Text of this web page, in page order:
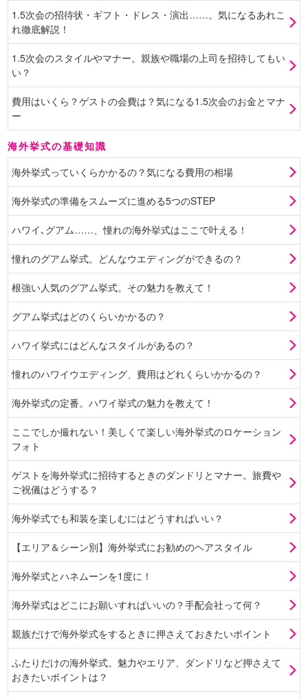
1.5次会の招待状・ギフト・ドレス・演出……。気になるあれこ
れ徹底解説！
1.5次会のスタイルやマナー。親族や職場の上司を招待してもい
い？
費用はいくら？ゲストの会費は？気になる1.5次会のお金とマナ
ー
海外挙式の基礎知識
海外挙式っていくらかかるの？気になる費用の相場
海外挙式の準備をスムーズに進める5つのSTEP
ハワイ､グアム……、憧れの海外挙式はここで叶える！
憧れのグアム挙式。どんなウエディングができるの？
根強い人気のグアム挙式。その魅力を教えて！
グアム挙式はどのくらいかかるの？
ハワイ挙式にはどんなスタイルがあるの？
憧れのハワイウエディング、費用はどれくらいかかるの？
海外挙式の定番。ハワイ挙式の魅力を教えて！
ここでしか撮れない！美しくて楽しい海外挙式のロケーション
フォト
ゲストを海外挙式に招待するときのダンドリとマナー。旅費や
ご祝儀はどうする？
海外挙式でも和装を楽しむにはどうすればいい？
【エリア＆シーン別】海外挙式にお勧めのヘアスタイル
海外挙式とハネムーンを1度に！
海外挙式はどこにお願いすればいいの？手配会社って何？
親族だけで海外挙式をするときに押さえておきたいポイント
ふたりだけの海外挙式。魅力やエリア、ダンドリなど押さえて
おきたいポイントは？